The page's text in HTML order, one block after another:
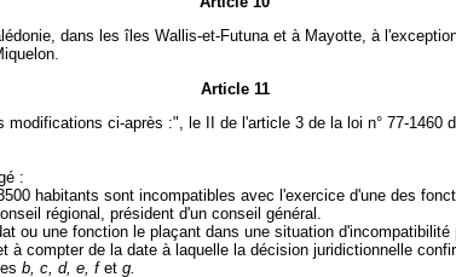
dans les îles Wallis-et-Futuna et à Mayotte, à
Article 11
ci-après :", le II de l'article 3 de la loi n° 77-1460
:
habitants sont incompatibles avec l'exercice d'une des
régional, président d'un conseil général.
ou une fonction le plaçant dans une situation
compter de la date à laquelle la décision juridictionnelle
b, c, d, e, f et g.